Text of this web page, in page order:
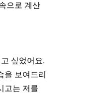
으로 계산
싶었어요.
을 보여드리
고는 저를